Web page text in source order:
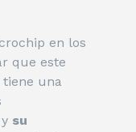
en los
que este
tiene una
su